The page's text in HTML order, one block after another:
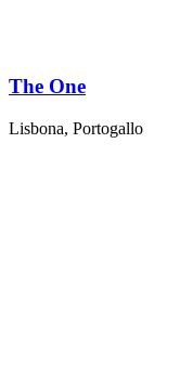
The One
Lisbona, Portogallo